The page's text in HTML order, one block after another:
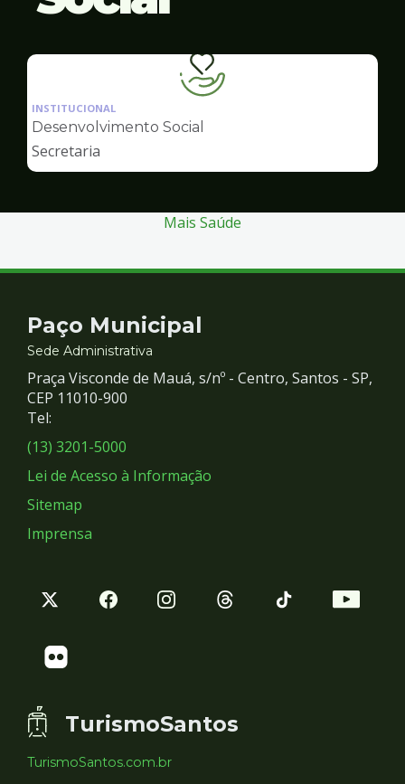
Ilustração
da
pagina
INSTITUCIONAL
Desenvolvimento Social
Secretaria
Mais Saúde
Contato
e
Redes
Sociais
Paço Municipal
Sede Administrativa
Praça Visconde de Mauá, s/nº - Centro, Santos - SP,
CEP 11010-900
Tel:
(13) 3201-5000
Lei de Acesso à Informação
Sitemap
Imprensa
TurismoSantos
TurismoSantos.com.br